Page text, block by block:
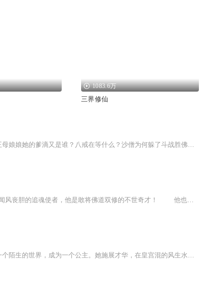
1083.6万
三界修仙
一统了妖界的妖王是谁？被妖王砍死的猴子是谁？王母娘娘她的爹滴又是谁？八戒在等什么？沙僧为何躲了斗战胜佛几百年？杨老二又猜对了什么？唐僧为何如此的淡定？跟着猴子出来的小哥又是谁？最后谁一统了三界
一个神秘的职业，一双奇怪的眼睛，他是鬼界闻风丧胆的追魂使者，他是敢将佛道双修的不世奇才！ 他也想做个普通人，他也想拥有平凡的爱情，可惜上天注定，他犯天煞孤星，难道只能这样孤独一生？鬼捕出世，诸神避让！
【内容简介】现代女律师，不满现实生活，穿越到一个陌生的世界，成为一个公主。她施展才华，在皇宫混的风生水起。本以为这是一个宫斗人生，意外的是，这是个修真人生。进入修真界后，陆遥使出浑身解数，种田炼药，目标很清晰，一定要成为修真富豪。看陆遥...